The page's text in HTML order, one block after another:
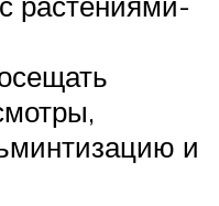
и